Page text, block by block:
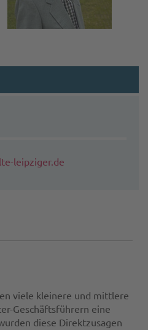
leipziger.de
viele kleinere und mittlere
Geschäftsführern eine
diese Direktzusagen